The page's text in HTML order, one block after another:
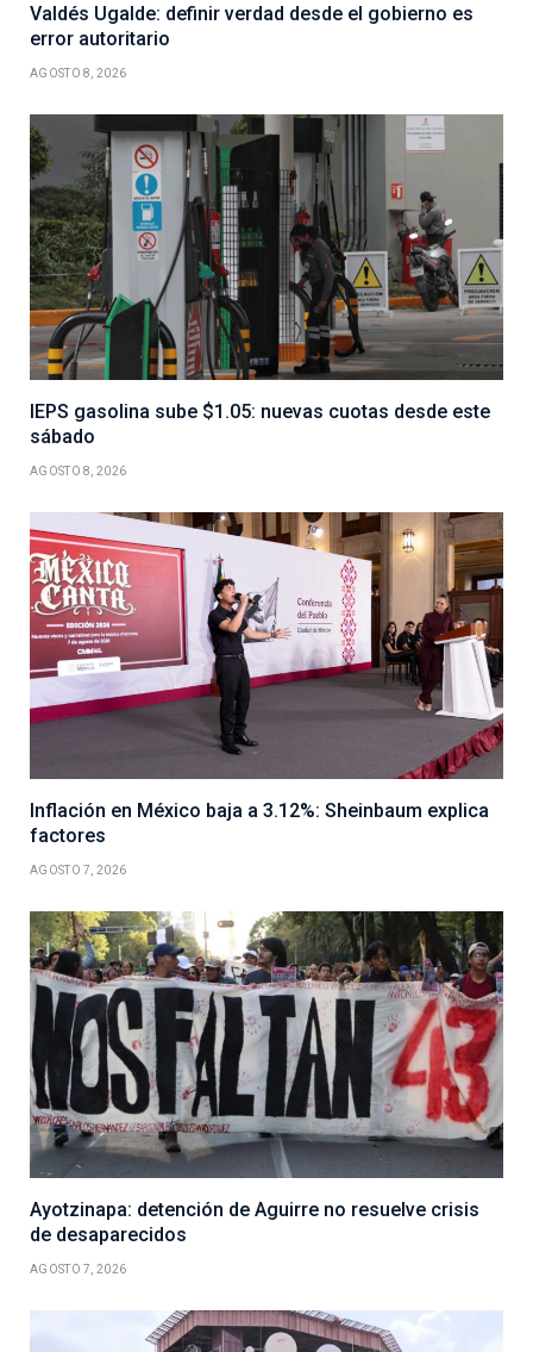
Valdés Ugalde: definir verdad desde el gobierno es
error autoritario
AGOSTO 8, 2026
IEPS gasolina sube $1.05: nuevas cuotas desde este
sábado
AGOSTO 8, 2026
Inflación en México baja a 3.12%: Sheinbaum explica
factores
AGOSTO 7, 2026
Ayotzinapa: detención de Aguirre no resuelve crisis
de desaparecidos
AGOSTO 7, 2026